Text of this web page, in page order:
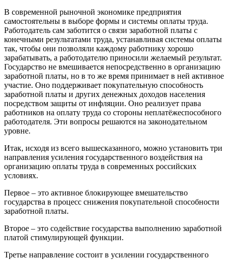
В современной рыночной экономике предприятия
самостоятельны в выборе формы и системы оплаты труда.
Работодатель сам заботится о связи заработной платы с
конечными результатами труда, устанавливая системы оплаты
так, чтобы они позволяли каждому работнику хорошо
зарабатывать, а работодателю приносили желаемый результат.
Государство не вмешивается непосредственно в организацию
заработной платы, но в то же время принимает в ней активное
участие. Оно поддерживает покупательную способность
заработной платы и других денежных доходов населения
посредством защиты от инфляции. Оно реализует права
работников на оплату труда со стороны неплатёжеспособного
работодателя. Эти вопросы решаются на законодательном
уровне.
Итак, исходя из всего вышесказанного, можно установить три
направления усиления государственного воздействия на
организацию оплаты труда в современных российских
условиях.
Первое – это активное блокирующее вмешательство
государства в процесс снижения покупательной способности
заработной платы.
Второе – это содействие государства выполнению заработной
платой стимулирующей функции.
Третье направление состоит в усилении государственного